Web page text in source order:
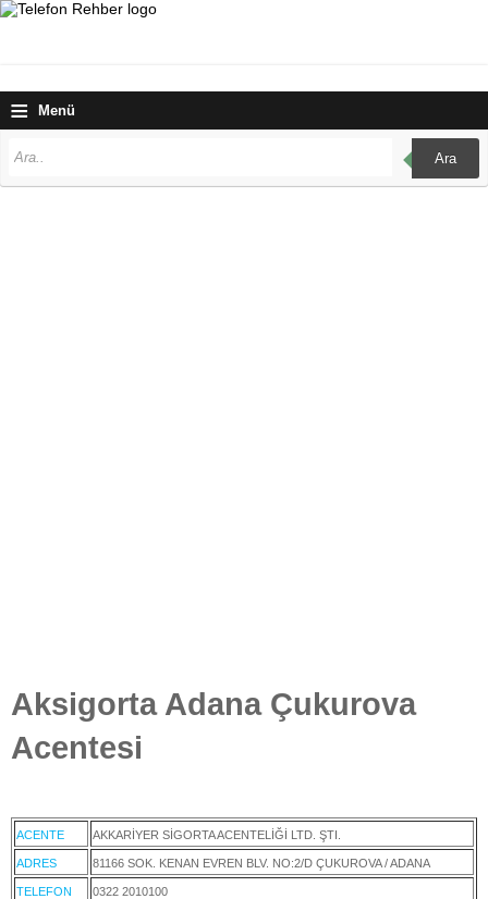
≡ Menü
Ara
Aksigorta Adana Çukurova
Acentesi
ACENTE AKKARİYER SİGORTA ACENTELİĞİ LTD. ŞTI.
ADRES 81166 SOK. KENAN EVREN BLV. NO:2/D ÇUKUROVA / ADANA
TELEFON 0322 2010100